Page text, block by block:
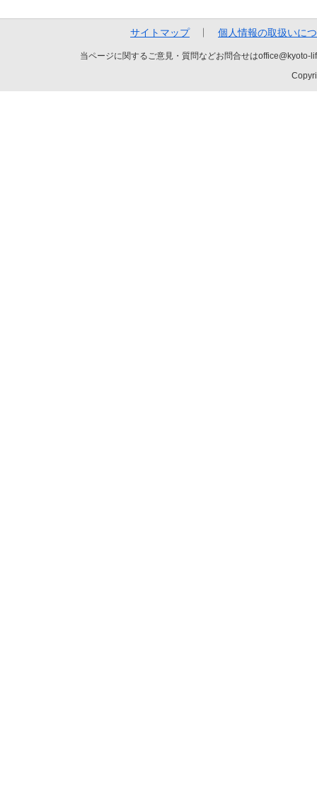
サイトマップ 個人情報の取扱いに
当ページに関するご意見・質問などお問合せは